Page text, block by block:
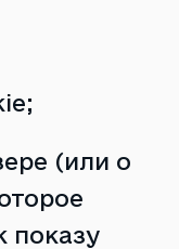
(или о
показу